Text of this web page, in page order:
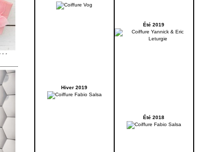
Hiver 2019
Été 2019
Été 2018